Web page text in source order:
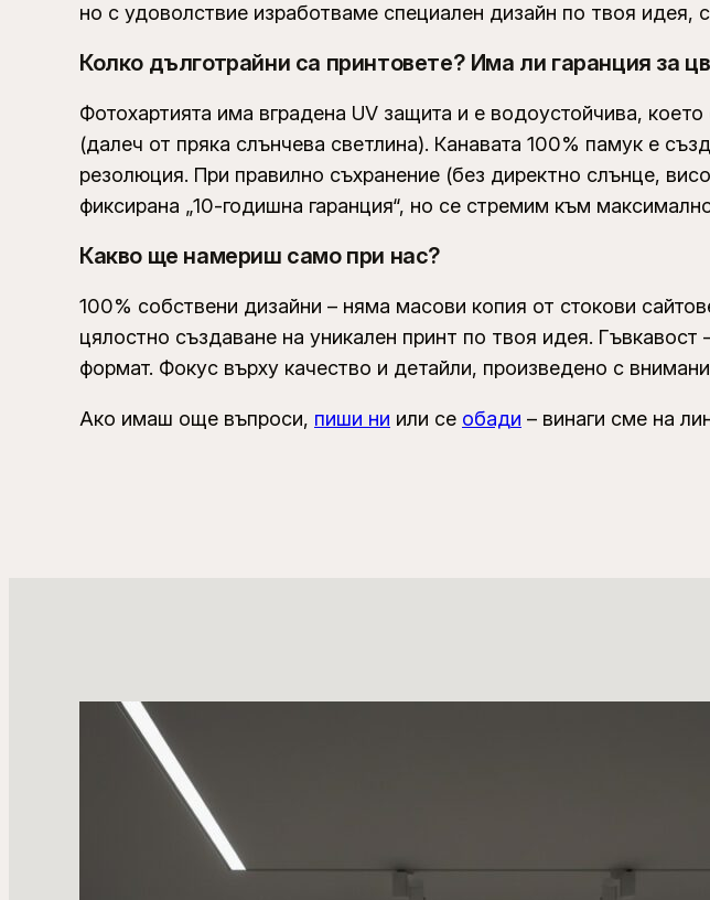
но с удоволствие изработваме специален дизайн по твоя идея,
Колко дълготрайни са принтовете? Има ли гаранция за
Фотохартията има вградена UV защита и е водоустойчива,
(далеч от пряка слънчева светлина). Канавата 100% памук е
резолюция. При правилно съхранение (без директно слънце,
фиксирана „10-годишна гаранция“, но се стремим към
Какво ще намериш само при нас?
100% собствени дизайни – няма масови копия от стокови
цялостно създаване на уникален принт по твоя идея.
формат. Фокус върху качество и детайли, произведено с
Ако имаш още въпроси, пиши ни или се обади – винаги сме на